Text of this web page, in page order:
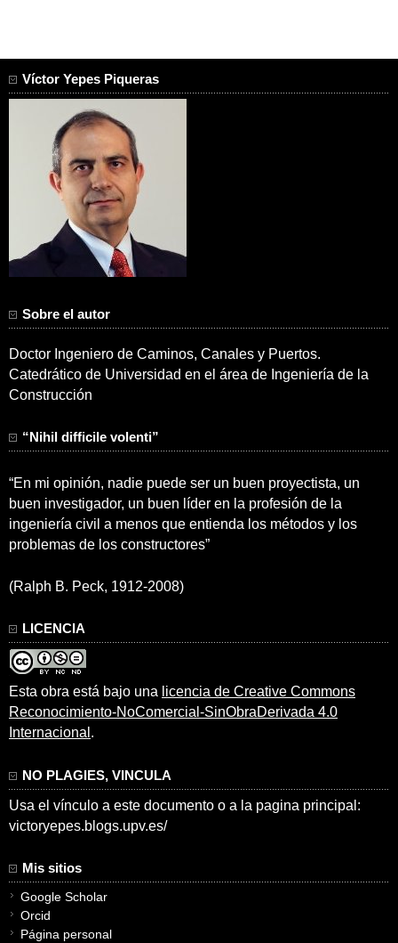
Víctor Yepes Piqueras
Sobre el autor
Doctor Ingeniero de Caminos, Canales y Puertos.
Catedrático de Universidad en el área de Ingeniería de la
Construcción
“Nihil difficile volenti”
“En mi opinión, nadie puede ser un buen proyectista, un
buen investigador, un buen líder en la profesión de la
ingeniería civil a menos que entienda los métodos y los
problemas de los constructores”
(Ralph B. Peck, 1912-2008)
LICENCIA
Esta obra está bajo una licencia de Creative Commons
Reconocimiento-NoComercial-SinObraDerivada 4.0
Internacional .
NO PLAGIES, VINCULA
Usa el vínculo a este documento o a la pagina principal:
victoryepes.blogs.upv.es/
Mis sitios
Google Scholar
Orcid
Página personal